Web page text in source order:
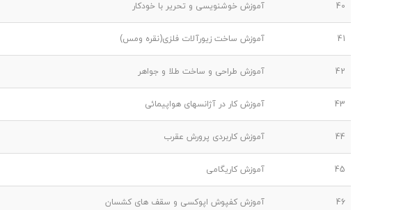
40 آموزش خوشنویسی و تحریر با خودکار
41 آموزش ساخت زیورآلات فلزی(نقره ومس)
42 آموزش طراحی و ساخت طلا و جواهر
43 آموزش کار در آژانسهای هواپیمائی
44 آموزش کاربردی پرورش عقرب
45 آموزش کاریگامی
46 آموزش کفپوش اپوکسی و سقف های کشسان